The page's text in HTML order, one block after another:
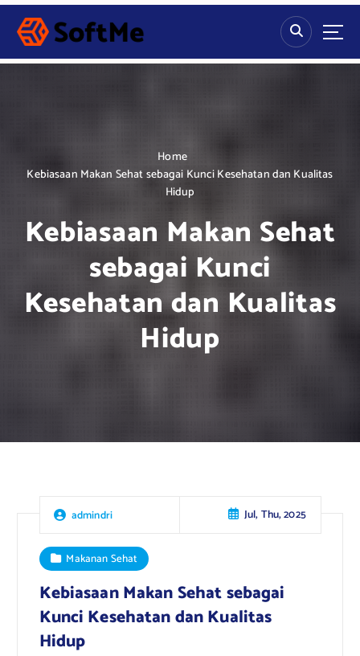
S
p
Home
Kebiasaan Makan Sehat sebagai Kunci Kesehatan dan Kualitas
Hidup
Kebiasaan Makan Sehat
sebagai Kunci
Kesehatan dan Kualitas
Hidup
admindri Jul, Thu, 2025
Makanan Sehat
Kebiasaan Makan Sehat sebagai
Kunci Kesehatan dan Kualitas
Hidup